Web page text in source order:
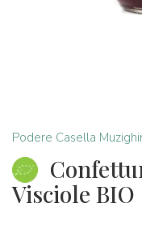
Podere Casella
Visciole